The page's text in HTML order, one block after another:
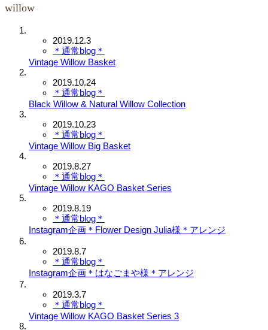
willow
2019.12.3
＊通常blog＊
Vintage Willow Basket
2019.10.24
＊通常blog＊
Black Willow & Natural Willow Collection
2019.10.23
＊通常blog＊
Vintage Willow Big Basket
2019.8.27
＊通常blog＊
Vintage Willow KAGO Basket Series
2019.8.19
＊通常blog＊
Instagram企画＊Flower Design Julia様＊アレンジ
2019.8.7
＊通常blog＊
Instagram企画＊はなごまや様＊アレンジ
2019.3.7
＊通常blog＊
Vintage Willow KAGO Basket Series 3